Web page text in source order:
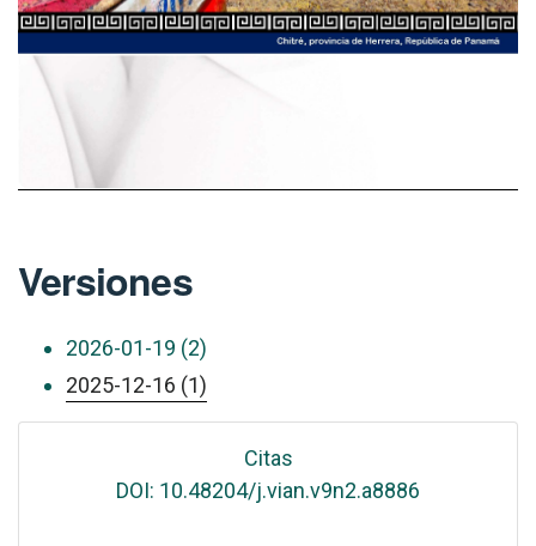
Versiones
2026-01-19 (2)
2025-12-16 (1)
Citas
DOI: 10.48204/j.vian.v9n2.a8886